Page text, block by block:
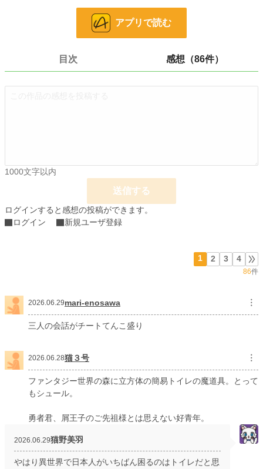
何の気なしに指を振るえば、前世で修得した魔法は全て使えるようだ。
しかもなぜか、今生では初めて使うはずの空間魔法、【アイテムボックス】内
や魔道具、着心地の良い服に食糧まで大量に収納されていた。
最強の騎士、辺境の守護神たる父が大激怒して、国が崩壊の危機？ 知りませ
んわ。お父さまを怒らせたのはわたくしではありませんもの。
魔の森で魔物の氾濫が？ 知りませんわ、わたくしただの罪人ですし。そうい
うのは聖女さまのお役目では？
最強の大魔法使いの生まれ変わり、シェリーは、もう我慢することをやめた。
小説 1,227 位 / 228,894 件
お気に入り 2,989
130,165
更新日時 2026.06.29 00:12
初回公開日時 2026.05.05 00:53
週間ポイント 10,869 pt (898 位)
アプリで読む
目次 感想（86件）
1000文字以内
送信する
ログインすると感想の投稿ができます。
ログイン
新規ユーザ登録
1 2 3 4
86件
2026.06.29mari-enosawa ︙
三人の会話がチートてんこ盛り
2026.06.28猫３号 ︙
ファンタジー世界の森に立方体の簡易トイレの魔道具。とって
もシュール。
勇者君、屑王子のご先祖様とは思えない好青年。
2026.06.29猫野美羽
やはり異世界で日本人がいちばん困るのはトイレだと思